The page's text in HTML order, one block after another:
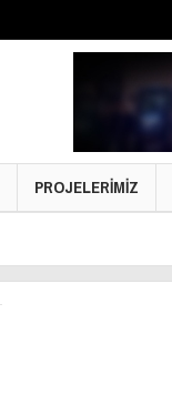
PROJELERİMİZ